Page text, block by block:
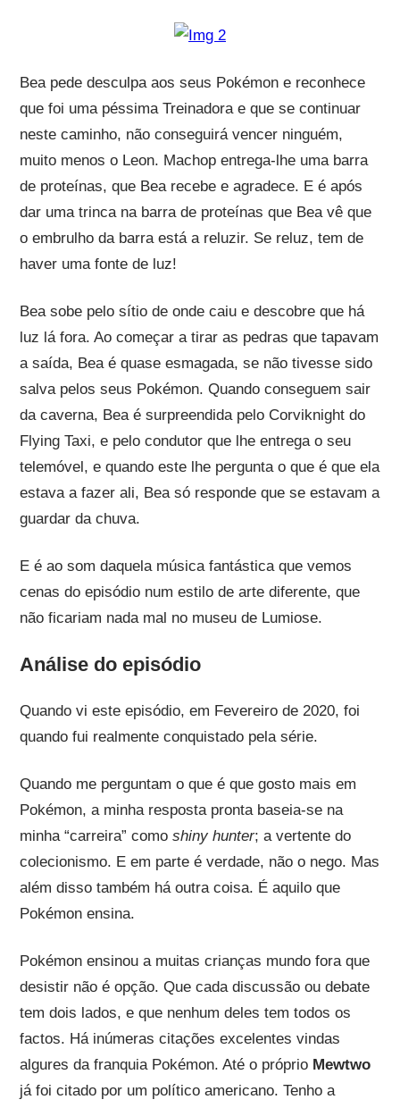
Bea pede desculpa aos seus Pokémon e reconhece
que foi uma péssima Treinadora e que se continuar
neste caminho, não conseguirá vencer ninguém,
muito menos o Leon. Machop entrega-lhe uma barra
de proteínas, que Bea recebe e agradece. E é após
dar uma trinca na barra de proteínas que Bea vê que
o embrulho da barra está a reluzir. Se reluz, tem de
haver uma fonte de luz!
Bea sobe pelo sítio de onde caiu e descobre que há
luz lá fora. Ao começar a tirar as pedras que tapavam
a saída, Bea é quase esmagada, se não tivesse sido
salva pelos seus Pokémon. Quando conseguem sair
da caverna, Bea é surpreendida pelo Corviknight do
Flying Taxi, e pelo condutor que lhe entrega o seu
telemóvel, e quando este lhe pergunta o que é que ela
estava a fazer ali, Bea só responde que se estavam a
guardar da chuva.
E é ao som daquela música fantástica que vemos
cenas do episódio num estilo de arte diferente, que
não ficariam nada mal no museu de Lumiose.
Análise do episódio
Quando vi este episódio, em Fevereiro de 2020, foi
quando fui realmente conquistado pela série.
Quando me perguntam o que é que gosto mais em
Pokémon, a minha resposta pronta baseia-se na
minha “carreira” como shiny hunter; a vertente do
colecionismo. E em parte é verdade, não o nego. Mas
além disso também há outra coisa. É aquilo que
Pokémon ensina.
Pokémon ensinou a muitas crianças mundo fora que
desistir não é opção. Que cada discussão ou debate
tem dois lados, e que nenhum deles tem todos os
factos. Há inúmeras citações excelentes vindas
algures da franquia Pokémon. Até o próprio Mewtwo
já foi citado por um político americano. Tenho a